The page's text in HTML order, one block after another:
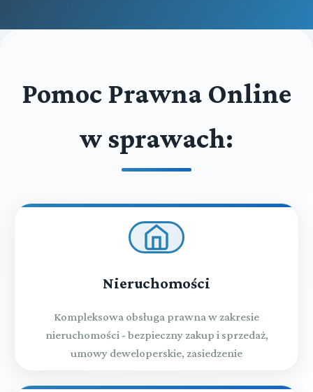
Pomoc Prawna Online
w sprawach:
Nieruchomości
Kompleksowa obsługa prawna w zakresie
nieruchomości - bezpieczny zakup i sprzedaż,
umowy deweloperskie, zasiedzenie